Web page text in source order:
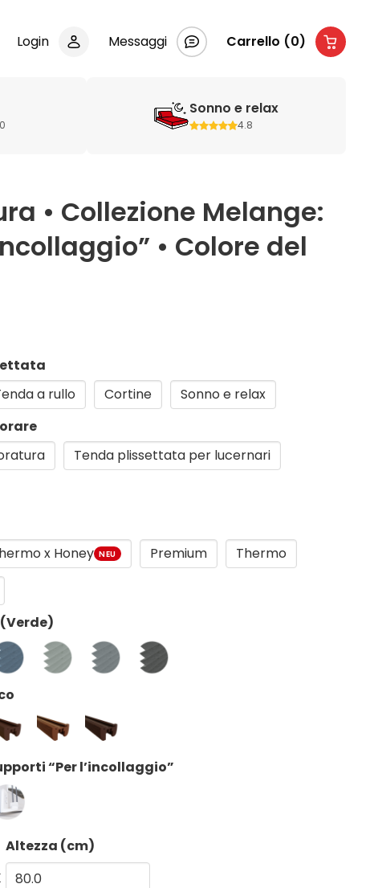
Login Messaggi Carrello (0)
Sonno e relax
4.8
• Collezione Melange:
• Colore del
a rullo Cortine
Sonno e relax
Tenda plissettata per lucernari
x Honey NEU Premium
Thermo
“Per l’incollaggio”
Altezza (cm)